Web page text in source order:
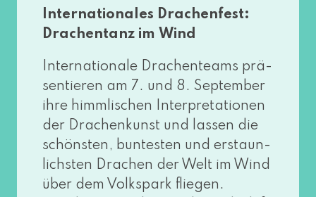
Internationales Drachenfest:
Drachentanz im Wind
Internationale Drachenteams prä­
sen­tie­ren am 7. und 8. September
ihre himm­li­schen Interpretationen
der Drachenkunst und las­sen die
schöns­ten, bun­tes­ten und erstaun­
lichs­ten Drachen der Welt im Wind
über dem Volkspark flie­gen.